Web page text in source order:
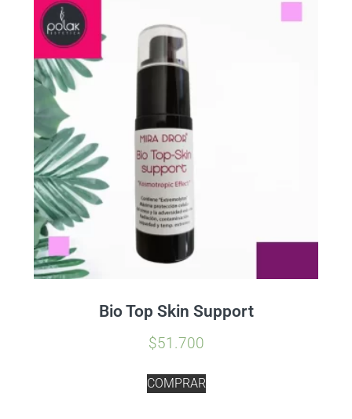
Bio Top Skin Support
$51.700
COMPRAR